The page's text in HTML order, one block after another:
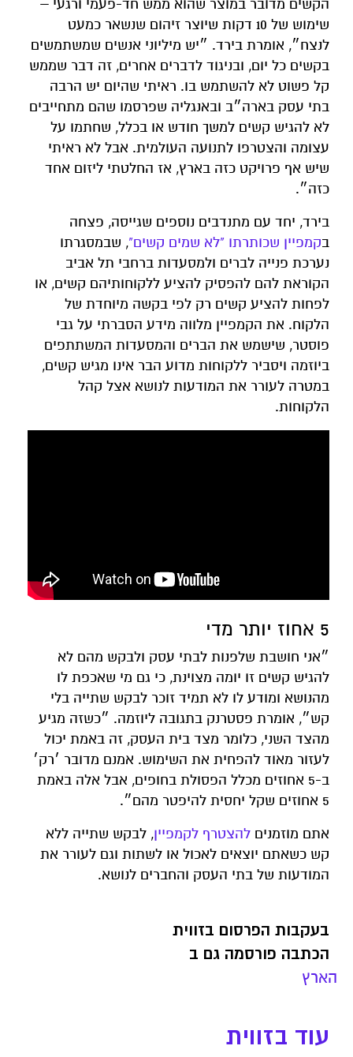
הקשים מדובר במוצר שהוא ממש חד-פעמי ורגעי –
שימוש של 10 דקות שיוצר זיהום שנשאר כמעט
לנצח״, אומרת בירד. ״יש מיליוני אנשים שמשתמשים
בקשים כל יום, ובניגוד לדברים אחרים, זה דבר שממש
קל פשוט לא להשתמש בו. ראיתי שהיום יש הרבה
בתי עסק בארה״ב ובאנגליה שפרסמו שהם מתחייבים
לא להגיש קשים למשך חודש או בכלל, שחתמו על
עצומה והצטרפו לתנועה העולמית. אבל לא ראיתי
שיש אף פרויקט כזה בארץ, אז החלטתי ליזום אחד
כזה״.
בירד, יחד עם מתנדבים נוספים שגייסה, פצחה
בקמפיין שכותרתו "לא שמים קשים", שבמסגרתו
נערכת פנייה לברים ולמסעדות ברחבי תל אביב
הקוראת להם להפסיק להציע ללקוחותיהם קשים, או
לפחות להציע קשים רק לפי בקשה מיוחדת של
הלקוח. את הקמפיין מלווה מידע הסברתי על גבי
פוסטר, שישמש את הברים והמסעדות המשתתפים
ביוזמה ויסביר ללקוחות מדוע הבר אינו מגיש קשים,
במטרה לעורר את המודעות לנושא אצל קהל
הלקוחות.
5 אחוז יותר מדי
״אני חושבת שלפנות לבתי עסק ולבקש מהם לא
להגיש קשים זו יומה מצוינת, כי גם מי שאכפת לו
מהנושא ומודע לו לא תמיד זוכר לבקש שתייה בלי
קש״, אומרת פסטרנק בתגובה ליוזמה. ״כשזה מגיע
מהצד השני, כלומר מצד בית העסק, זה באמת יכול
לעזור מאוד להפחית את השימוש. אמנם מדובר ׳רק׳
ב-5 אחוזים מכלל הפסולת בחופים, אבל אלה באמת
5 אחוזים שקל יחסית להיפטר מהם״.
אתם מוזמנים להצטרף לקמפיין, לבקש שתייה ללא
קש כשאתם יוצאים לאכול או לשתות וגם לעורר את
המודעות של בתי העסק והחברים לנושא.
בעקבות הפרסום בזווית
הכתבה פורסמה גם ב
הארץ
עוד בזווית